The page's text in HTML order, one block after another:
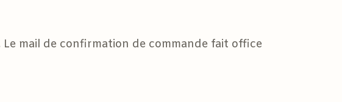
mail de confirmation de commande fait office